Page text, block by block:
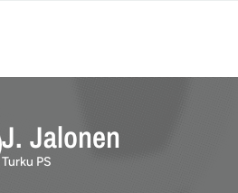
J. Jalonen
Turku PS